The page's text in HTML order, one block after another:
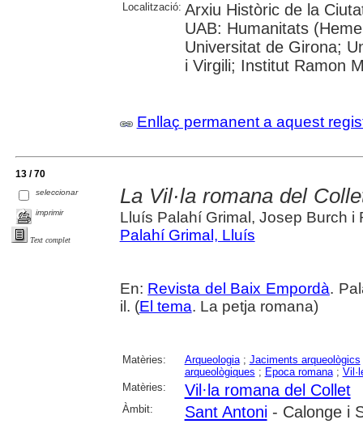
Localització: Arxiu Històric de la
UAB: Humanitats
Universitat de Girona;
i Virgili; Institut Ramon
Enllaç permanent a aquest
13 / 70
seleccionar
imprimir
Text complet
La Vil·la romana del
Lluís Palahí Grimal, Josep Burch i
Palahí Grimal, Lluís
En: Revista del Baix Empordà.
il. (El tema. La petja romana)
Matèries: Arqueologia; Jaciments arqueològics
arqueològiques ; Epoca romana;
Matèries:
Vil·la romana del Collet
Àmbit: Sant Antoni- Calonge i